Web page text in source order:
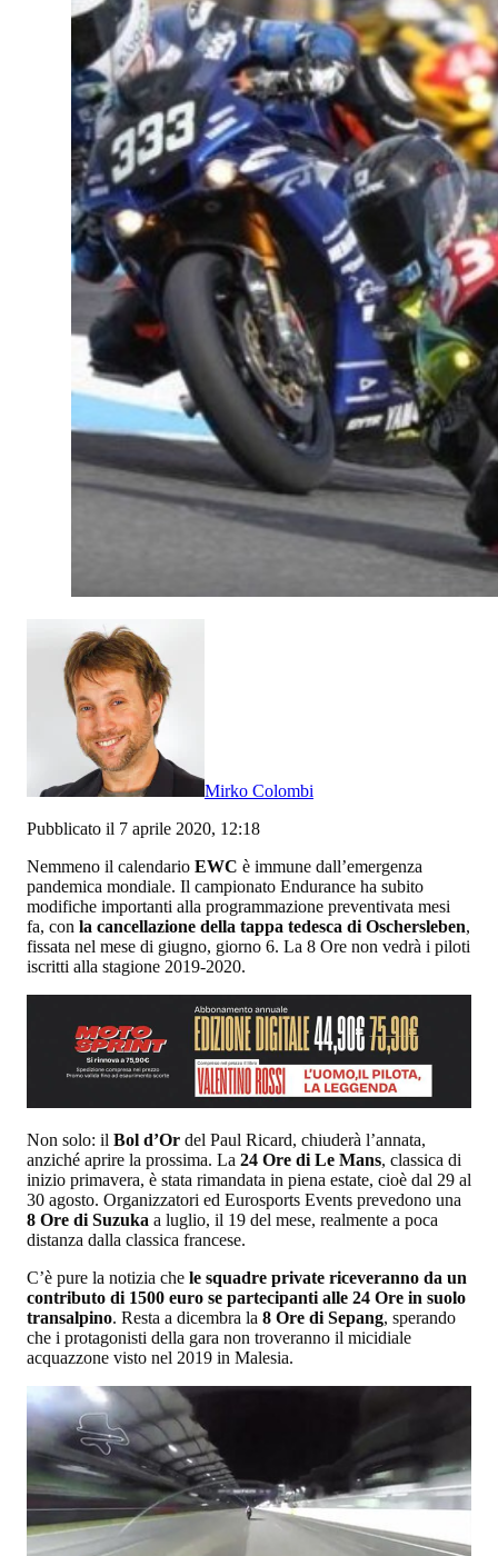
Mirko Colombi
Pubblicato il 7 aprile 2020, 12:18
Nemmeno il calendario EWC è immune dall’emergenza
pandemica mondiale. Il campionato Endurance ha subito
modifiche importanti alla programmazione preventivata mesi
fa, con la cancellazione della tappa tedesca di Oschersleben,
fissata nel mese di giugno, giorno 6. La 8 Ore non vedrà i piloti
iscritti alla stagione 2019-2020.
Non solo: il Bol d’Or del Paul Ricard, chiuderà l’annata,
anziché aprire la prossima. La 24 Ore di Le Mans, classica di
inizio primavera, è stata rimandata in piena estate, cioè dal 29 al
30 agosto. Organizzatori ed Eurosports Events prevedono una
8 Ore di Suzuka a luglio, il 19 del mese, realmente a poca
distanza dalla classica francese.
C’è pure la notizia che le squadre private riceveranno da un
contributo di 1500 euro se partecipanti alle 24 Ore in suolo
transalpino. Resta a dicembra la 8 Ore di Sepang, sperando
che i protagonisti della gara non troveranno il micidiale
acquazzone visto nel 2019 in Malesia.